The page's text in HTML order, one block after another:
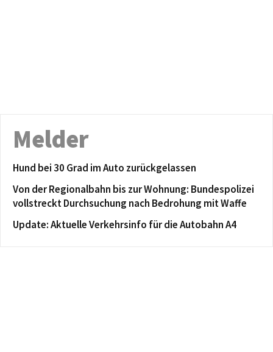
Melder
Hund bei 30 Grad im Auto zurückgelassen
Von der Regionalbahn bis zur Wohnung: Bundespolizei
vollstreckt Durchsuchung nach Bedrohung mit Waffe
Update: Aktuelle Verkehrsinfo für die Autobahn A4